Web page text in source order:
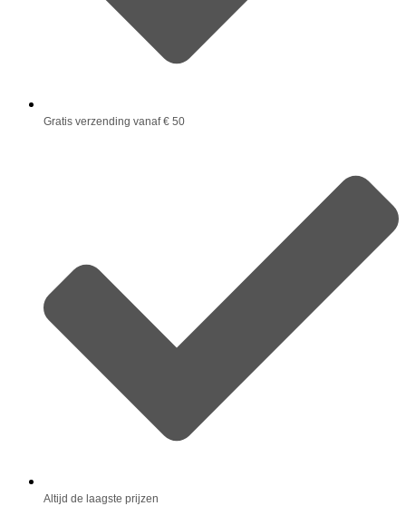
Gratis verzending vanaf € 50
Altijd de laagste prijzen